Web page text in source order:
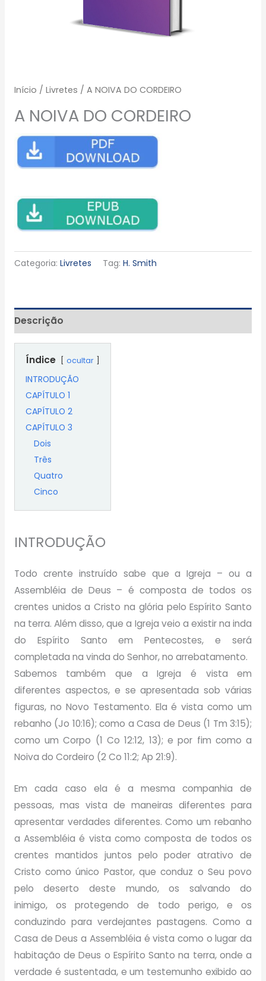
Início / Livretes / A NOIVA DO CORDEIRO
A NOIVA DO CORDEIRO
Categoria: Livretes Tag: H. Smith
Descrição
Índice ocultar
INTRODUÇÃO
CAPÍTULO 1
CAPÍTULO 2
CAPÍTULO 3
Dois
Três
Quatro
Cinco
INTRODUÇÃO
Todo crente instruído sabe que a Igreja – ou a
Assembléia de Deus – é composta de todos os
crentes unidos a Cristo na glória pelo Espírito Santo
na terra. Além disso, que a Igreja veio a existir na inda
do Espírito Santo em Pentecostes, e será
completada na vinda do Senhor, no arrebatamento.
Sabemos também que a Igreja é vista em
diferentes aspectos, e se apresentada sob várias
figuras, no Novo Testamento. Ela é vista como um
rebanho (Jo 10:16); como a Casa de Deus (1 Tm 3:15);
como um Corpo (1 Co 12:12, 13); e por fim como a
Noiva do Cordeiro (2 Co 11:2; Ap 21:9).
Em cada caso ela é a mesma companhia de
pessoas, mas vista de maneiras diferentes para
apresentar verdades diferentes. Como um rebanho
a Assembléia é vista como composta de todos os
crentes mantidos juntos pelo poder atrativo de
Cristo como único Pastor, que conduz o Seu povo
pelo deserto deste mundo, os salvando do
inimigo, os protegendo de todo perigo, e os
conduzindo para verdejantes pastagens. Como a
Casa de Deus a Assembléia é vista como o lugar da
habitação de Deus o Espírito Santo na terra, onde a
verdade é sustentada, e um testemunho exibido ao